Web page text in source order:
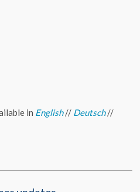
in English// Deutsch//